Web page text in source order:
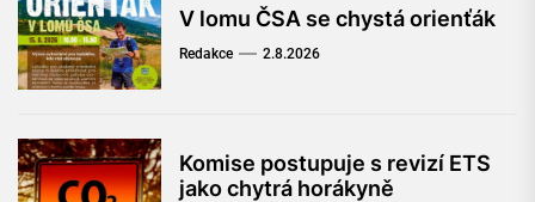
V lomu ČSA se chystá orienťák
Redakce 2.8.2026
Komise postupuje s revizí ETS
jako chytrá horákyně